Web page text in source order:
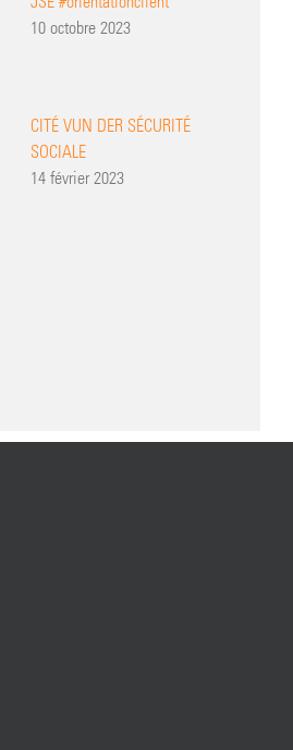
10 octobre 2023
CITÉ VUN DER SÉCURITÉ
SOCIALE
14 février 2023